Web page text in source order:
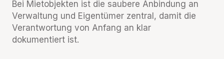
Bei Mietobjekten ist die saubere Anbindung an
Verwaltung und Eigentümer zentral, damit die
Verantwortung von Anfang an klar
dokumentiert ist.